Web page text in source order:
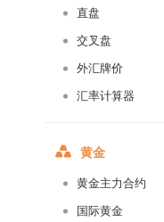
直盘
交叉盘
外汇牌价
汇率计算器
黄金
黄金主力合约
国际黄金